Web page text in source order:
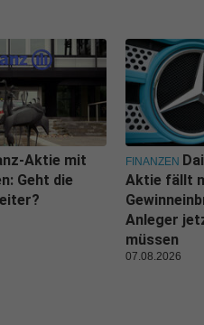
Aktie mit
Geht die
FINANZEN
Aktie fällt
Anleger
müssen
07.08.2026